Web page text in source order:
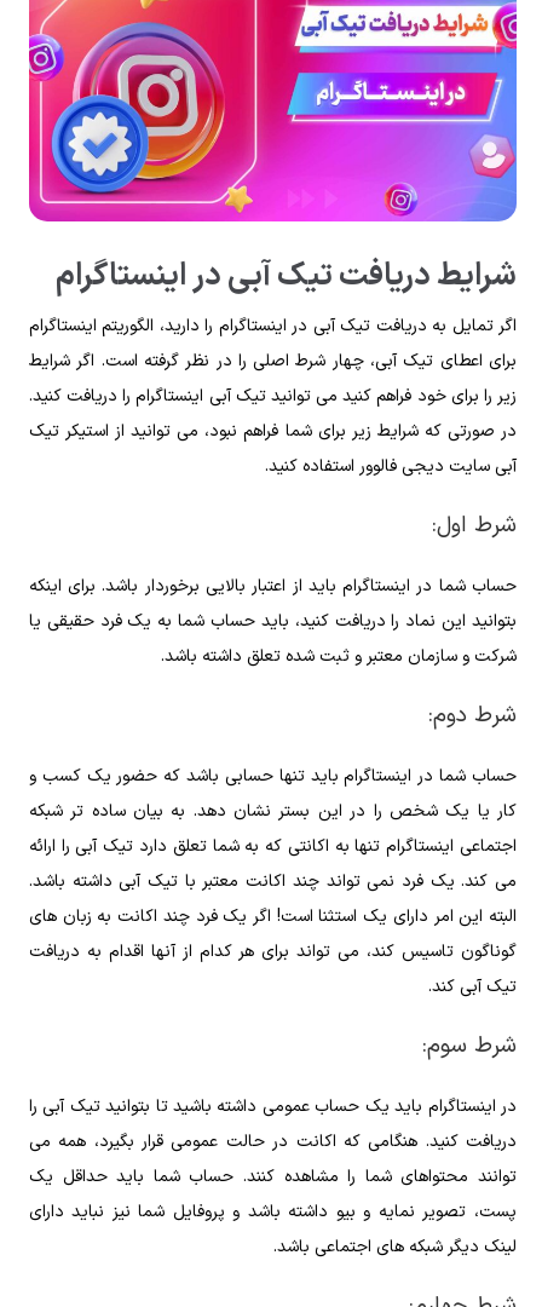
شرایط دریافت تیک آبی در اینستاگرام
اگر تمایل به دریافت تیک آبی در اینستاگرام‌ را دارید، الگوریتم اینستاگرام
برای اعطای تیک آبی، چهار شرط اصلی را در نظر گرفته است. اگر شرایط
زیر را برای خود فراهم کنید می توانید تیک آبی اینستاگرام را دریافت کنید.
در صورتی که شرایط زیر برای شما فراهم نبود، می توانید از استیکر تیک
آبی سایت دیجی فالوور استفاده کنید.
شرط اول:
حساب شما در اینستاگرام باید از اعتبار بالایی برخوردار باشد. برای اینکه
بتوانید این نماد را دریافت کنید، باید حساب شما به یک فرد حقیقی یا
شرکت و سازمان معتبر و ثبت شده تعلق داشته باشد.
شرط دوم:
حساب شما در اینستاگرام باید تنها حسابی باشد که حضور یک کسب و
کار یا یک شخص را در این بستر نشان دهد. به بیان ساده تر شبکه
اجتماعی اینستاگرام تنها به اکانتی که به شما تعلق دارد تیک آبی را ارائه
می کند. یک فرد نمی تواند چند اکانت معتبر با تیک آبی داشته باشد.
البته این امر دارای یک استثنا است! اگر یک فرد چند اکانت به زبان های
گوناگون تاسیس کند، می تواند برای هر کدام از آنها اقدام به دریافت
تیک آبی کند.
شرط سوم:
در اینستاگرام باید یک حساب عمومی داشته باشید تا بتوانید تیک آبی را
دریافت کنید. هنگامی که اکانت در حالت عمومی قرار بگیرد، همه می
توانند محتواهای شما را مشاهده کنند. حساب شما باید حداقل یک
پست، تصویر نمایه و بیو داشته باشد و پروفایل شما نیز نباید دارای
لینک دیگر شبکه های اجتماعی باشد.